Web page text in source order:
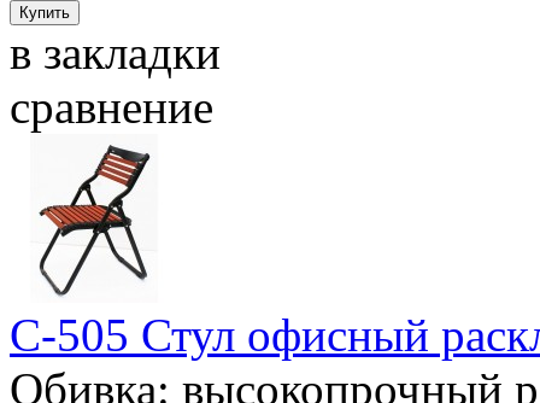
в закладки
сравнение
C-505 Стул офисный
Обивка: высокопрочный